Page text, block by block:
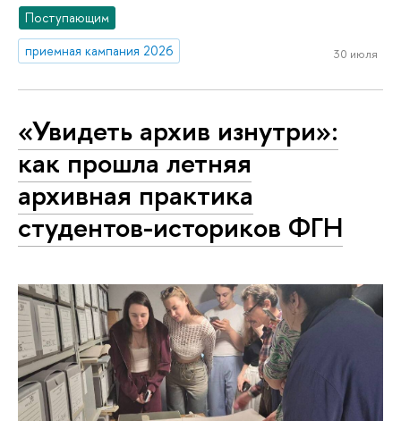
Поступающим
приемная кампания 2026
30 июля
«Увидеть архив изнутри»:
как прошла летняя
архивная практика
студентов-историков ФГН